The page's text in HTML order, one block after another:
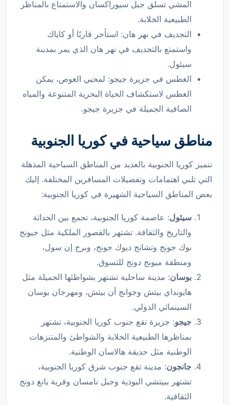
المشي تسلق جبل سيوراكسان والاستمتاع بالمناظر
الطبيعية الخلابة.
التجديف في نهر هان: استأجر قاربًا أو كاياك
واستمتع بالتجديف في نهر هان الذي يمر بمدينة
سيئول.
الغطس في جزيرة جيجو: لمحبي الغوص، يمكن
الغطس لاستكشاف الحياة البحرية المتنوعة والمياه
الصافية الجميلة في جزيرة جيجو.
مناطق سياحية في كوريا الجنوبية
تتميز كوريا الجنوبية بالعديد من المناطق السياحية المذهلة
التي تلبي اهتمامات وتفضيلات المسافرين المختلفة. إليك
بعض المناطق السياحية الشهيرة في كوريا الجنوبية:
سيئول: عاصمة كوريا الجنوبية، تجمع بين الحداثة
والتاريخ والثقافة. تشتهر بالقصور الملكية مثل جيونج
بوك جونج وتشانج ديوك جونج، وبرج إن سول،
ومنطقة ميونج دونج للتسوق.
بوسان: مدينة ساحلية تشتهر بشواطئها الجميلة مثل
هايونداي بيتش وجوانج أن بيتش، ومهرجان بوسان
السينمائي الدولي.
جيجو: جزيرة تقع جنوب كوريا الجنوبية، تشتهر
بمناظرها الطبيعية الخلابة والشواطئ والمتنزهات
الوطنية مثل حديقة هالاسان الوطنية.
جانجون: مدينة تقع جنوب شرق كوريا الجنوبية،
تشتهر ببيتشي البوذية وجبل نامسان وقرية يانغ دونج
الثقافية.